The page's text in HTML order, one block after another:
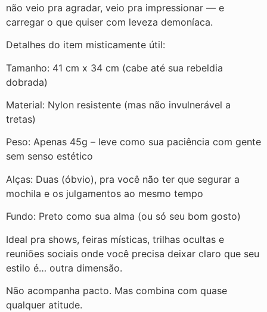
não veio pra agradar, veio pra impressionar — e
carregar o que quiser com leveza demoníaca.
Detalhes do item misticamente útil:
Tamanho: 41 cm x 34 cm (cabe até sua rebeldia
dobrada)
Material: Nylon resistente (mas não invulnerável a
tretas)
Peso: Apenas 45g – leve como sua paciência com gente
sem senso estético
Alças: Duas (óbvio), pra você não ter que segurar a
mochila e os julgamentos ao mesmo tempo
Fundo: Preto como sua alma (ou só seu bom gosto)
Ideal pra shows, feiras místicas, trilhas ocultas e
reuniões sociais onde você precisa deixar claro que seu
estilo é… outra dimensão.
Não acompanha pacto. Mas combina com quase
qualquer atitude.